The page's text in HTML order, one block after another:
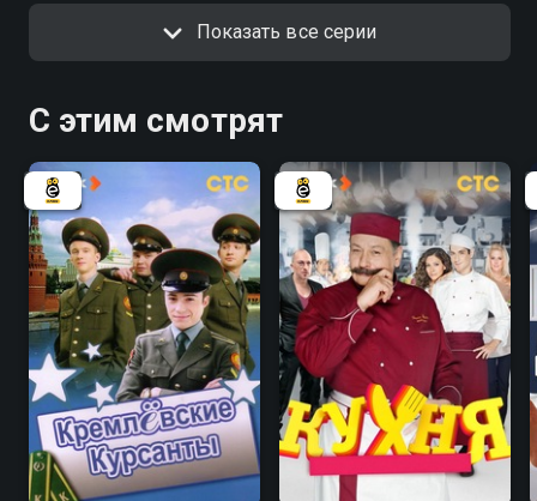
Показать все серии
С этим смотрят
5.9 8.2 8.4